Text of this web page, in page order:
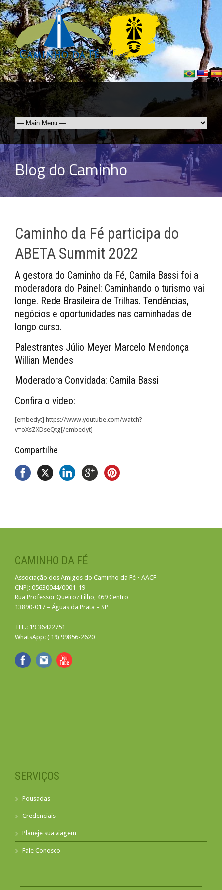
Blog do Caminho
Caminho da Fé participa do
ABETA Summit 2022
A gestora do Caminho da Fé, Camila Bassi foi a
moderadora do Painel: Caminhando o turismo vai
longe. Rede Brasileira de Trilhas. Tendências,
negócios e oportunidades nas caminhadas de
longo curso.
Palestrantes Júlio Meyer Marcelo Mendonça
Willian Mendes
Moderadora Convidada: Camila Bassi
Confira o vídeo:
[embedyt] https://www.youtube.com/watch?
v=oXsZXDseQtg[/embedyt]
Compartilhe
CAMINHO DA FÉ
Associação dos Amigos do Caminho da Fé • AACF
CNPJ: 05630044/0001-19
Rua Professor Queiroz Filho, 469 Centro
13890-017 – Águas da Prata – SP
TEL.: 19 36422751
WhatsApp: ( 19) 99856-2620
SERVIÇOS
Pousadas
Credenciais
Planeje sua viagem
Fale Conosco